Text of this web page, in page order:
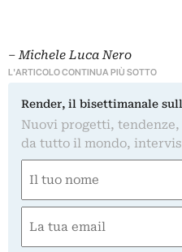
–Michele Luca Nero
L'ARTICOLO CONTINUA PIÙ SOTTO
Render, il bisettimanale
Nuovi progetti,
da tutto il mondo,
(Obbligatorio)
Nome
(Obbligatorio)